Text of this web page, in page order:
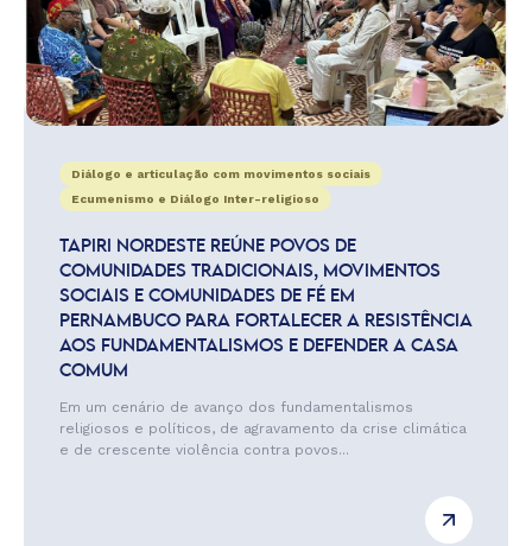
Diálogo e articulação com movimentos sociais
Ecumenismo e Diálogo Inter-religioso
TAPIRI NORDESTE REÚNE POVOS DE
COMUNIDADES TRADICIONAIS, MOVIMENTOS
SOCIAIS E COMUNIDADES DE FÉ EM
PERNAMBUCO PARA FORTALECER A RESISTÊNCIA
AOS FUNDAMENTALISMOS E DEFENDER A CASA
COMUM
Em um cenário de avanço dos fundamentalismos
religiosos e políticos, de agravamento da crise climática
e de crescente violência contra povos...